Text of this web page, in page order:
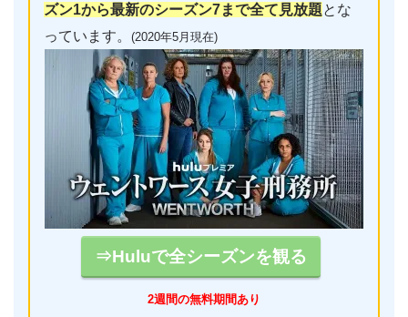
ズン1から最新のシーズン7まで全て見放題とな
っています。 (2020年5月現在)
⇒Huluで全シーズンを観る
2週間の無料期間あり